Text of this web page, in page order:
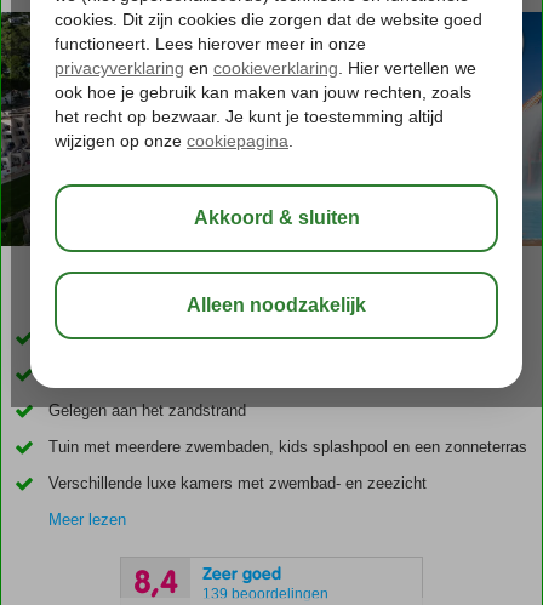
Met het hele gezin ultiem genieten op Ibiza
Gelegen aan het zandstrand
Tuin met meerdere zwembaden, kids splashpool en een zonneterras
Verschillende luxe kamers met zwembad- en zeezicht
Meer lezen
8,4 Zeer goed
139 beoordelingen